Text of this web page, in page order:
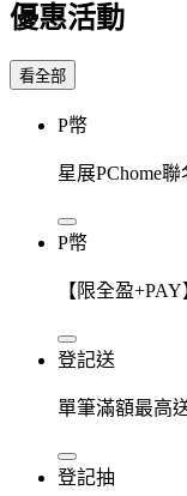
優惠活動
看全部
P幣
星展PChome
P幣
【限全盈
登記送
單筆滿額最高
登記抽